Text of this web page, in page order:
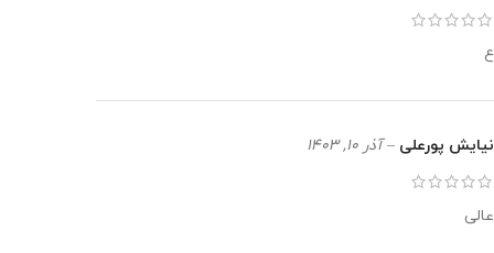
ع
نیایش پورعلی – آذر 10, 1403
عالی